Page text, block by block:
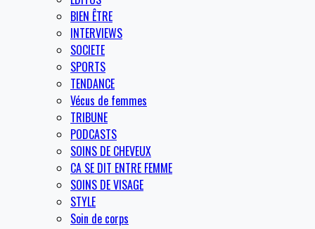
BIEN ÊTRE
INTERVIEWS
SOCIETE
SPORTS
TENDANCE
Vécus de femmes
TRIBUNE
PODCASTS
SOINS DE CHEVEUX
CA SE DIT ENTRE FEMME
SOINS DE VISAGE
STYLE
Soin de corps